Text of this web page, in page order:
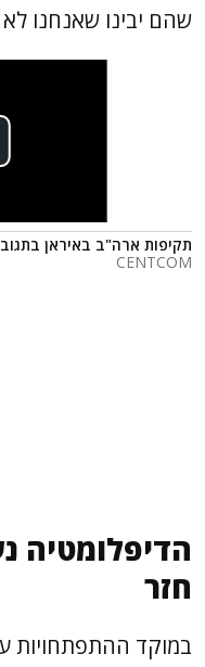
שהם יבינו שאנחנו
תקיפות ארה"ב באיראן
CENTCOM
הדיפלומטיה
חזר
במוקד ההתפתחויות